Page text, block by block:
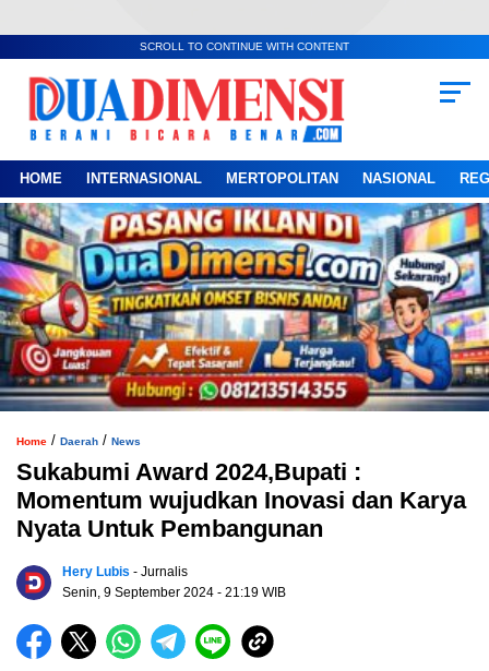
SCROLL TO CONTINUE WITH CONTENT
HOME INTERNASIONAL MERTOPOLITAN NASIONAL
Home / Daerah / News
Sukabumi Award 2024,Bupati :
Momentum wujudkan Inovasi dan Karya
Nyata Untuk Pembangunan
Hery Lubis - Jurnalis
Senin, 9 September 2024 - 21:19 WIB